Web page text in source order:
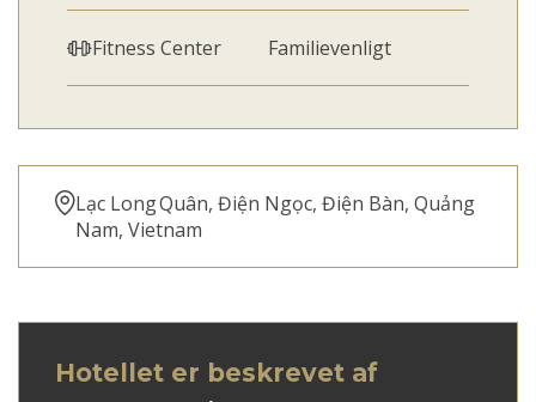
Fitness Center Familievenligt
Lạc Long Quân, Điện Ngọc, Điện Bàn, Quảng
Nam, Vietnam
Hotellet er beskrevet af